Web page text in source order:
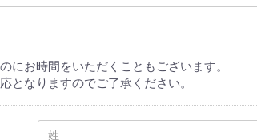
にお時間をいただくこともございます。
となりますのでご了承ください。